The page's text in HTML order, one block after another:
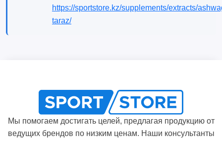
https://sportstore.kz/supplements/extracts/
taraz/
Мы помогаем достигать целей, предлагая продукцию от
ведущих брендов по низким ценам. Наши консультанты